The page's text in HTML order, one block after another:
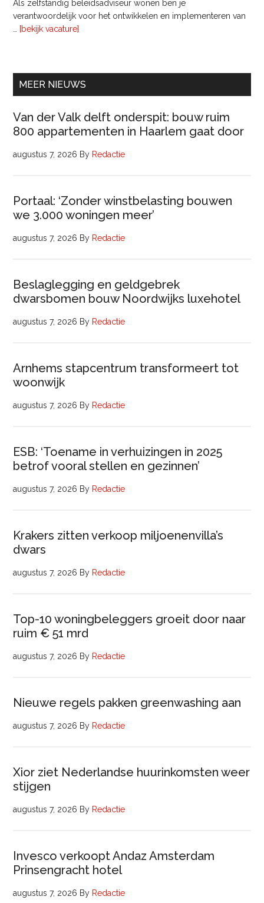
Als zelfstandig beleidsadviseur wonen ben je
verantwoordelijk voor het ontwikkelen en implementeren van
[bekijk vacature]
uur)
MEER NIEUWS
Van der Valk delft onderspit: bouw ruim
800 appartementen in Haarlem gaat door
augustus 7, 2026 By Redactie
Portaal: ‘Zonder winstbelasting bouwen
we 3.000 woningen meer’
augustus 7, 2026 By Redactie
Beslaglegging en geldgebrek
dwarsbomen bouw Noordwijks luxehotel
augustus 7, 2026 By Redactie
Arnhems stapcentrum transformeert tot
woonwijk
augustus 7, 2026 By Redactie
ESB: ‘Toename in verhuizingen in 2025
betrof vooral stellen en gezinnen’
augustus 7, 2026 By Redactie
Krakers zitten verkoop miljoenenvilla’s
dwars
augustus 7, 2026 By Redactie
Top-10 woningbeleggers groeit door naar
ruim € 51 mrd
augustus 7, 2026 By Redactie
Nieuwe regels pakken greenwashing aan
augustus 7, 2026 By Redactie
Xior ziet Nederlandse huurinkomsten weer
stijgen
augustus 7, 2026 By Redactie
Invesco verkoopt Andaz Amsterdam
Prinsengracht hotel
augustus 7, 2026 By Redactie